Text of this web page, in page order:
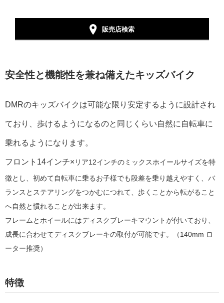
販売店検索
安全性と機能性を兼ね備えたキッズバイク
DMRのキッズバイクは可能な限り安定するように設計され
ており、歩けるようになるのと同じくらい自然に自転車に
乗れるようになります。
フロント14インチ× リア12インチのミックスホイールサイズを特
徴とし、初めて自転車に乗るお子様でも段差を乗り越えやすく 、バ
ランスとステアリングをつかむにつれて、歩くことから転がること
へ自然と慣れることが出来ます。
フレームとホイールにはディスクブレーキマウントが付いており、
成長に合わせてディスクブレーキの取付が可能です。（140mm ロ
ーター推奨）
特徴